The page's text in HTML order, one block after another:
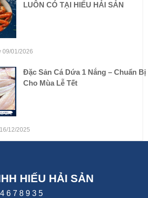
LUÔN CÓ TẠI HIẾU HẢI SẢN
09/01/2026
Đặc Sản Cá Dứa 1 Nắng – Chuẩn Bị
Cho Mùa Lễ Tết
12/2025
HIẾU HẢI SẢN
6 7 8 9 3 5